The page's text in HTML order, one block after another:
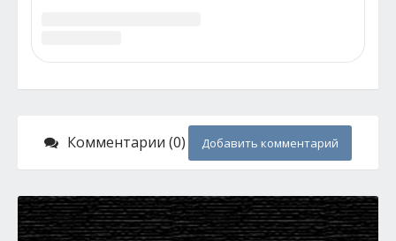
в Россию
отмечают приток граждан Грузии, которые после
осложнений российско-грузинских отношений стремятся